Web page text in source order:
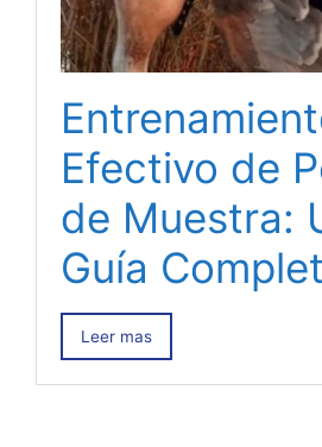
Efectivo de
de Muestra:
Guía
Leer mas